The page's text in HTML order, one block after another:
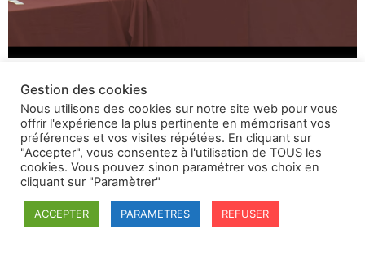
international, sur le thème de L’entreprise multinationale
et le droit international, a été organisé par l’Université
Paris 8. Il s’est tenu les 19-21 mai 2016 à Saint-Denis.
CONSULTEZ LE SITE INTERNET DU COLLOQUE
TÉLÉCHARGEZ LE PROGRAMME DU COLLOQUE
Toutes les vidéos : Vidéos du jeudi […]
plus ancien
Gestion des cookies
Nous utilisons des cookies sur notre site web pour vous
offrir l'expérience la plus pertinente en mémorisant vos
préférences et vos visites répétées. En cliquant sur
"Accepter", vous consentez à l'utilisation de TOUS les
cookies. Vous pouvez sinon paramétrer vos choix en
cliquant sur "Paramètrer"
ACCEPTER PARAMETRES REFUSER